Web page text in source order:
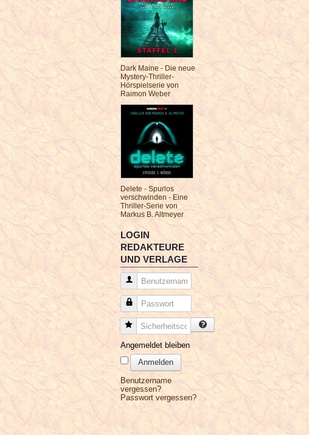
Dark Maine - Die neue
Mystery-Thriller-
Hörspielserie von
Raimon Weber
Delete - Spurlos
verschwinden - Eine
Thriller-Serie von
Markus B. Altmeyer
LOGIN
REDAKTEURE
UND VERLAGE
Benutzername
Passwort
Sicherheitscode
Angemeldet bleiben
Anmelden
Benutzername
vergessen?
Passwort vergessen?